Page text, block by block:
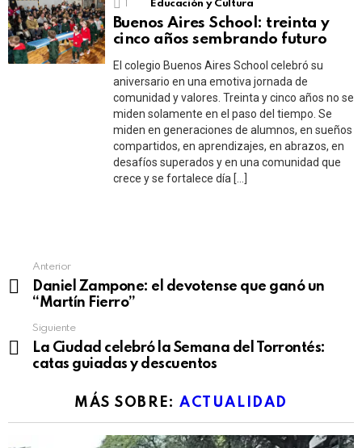
1 Educación y Cultura
Buenos Aires School: treinta y
cinco años sembrando futuro
El colegio Buenos Aires School celebró su
aniversario en una emotiva jornada de
comunidad y valores. Treinta y cinco años no se
miden solamente en el paso del tiempo. Se
miden en generaciones de alumnos, en sueños
compartidos, en aprendizajes, en abrazos, en
desafíos superados y en una comunidad que
crece y se fortalece día […]
more
Anterior
Daniel Zampone: el devotense que ganó un
“Martín Fierro”
Siguiente
La Ciudad celebró la Semana del Torrontés:
catas guiadas y descuentos
MÁS SOBRE:ACTUALIDAD